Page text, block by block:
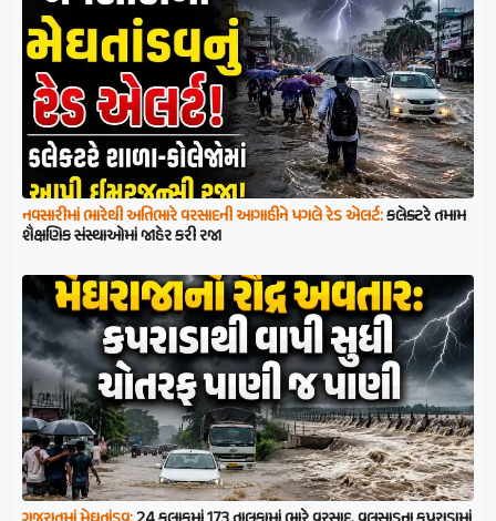
નવસારીમાં ભારેથી અતિભારે વરસાદની આગાહીને પગલે રેડ એલર્ટ:કલેક્ટરે તમામ
શૈક્ષણિક સંસ્થાઓમાં જાહેર કરી રજા